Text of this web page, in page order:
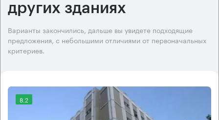
других зданиях
Варианты закончились, дальше вы увидете подходящие
предложения, с небольшими отличиями от первоначальных
критериев.
8.2